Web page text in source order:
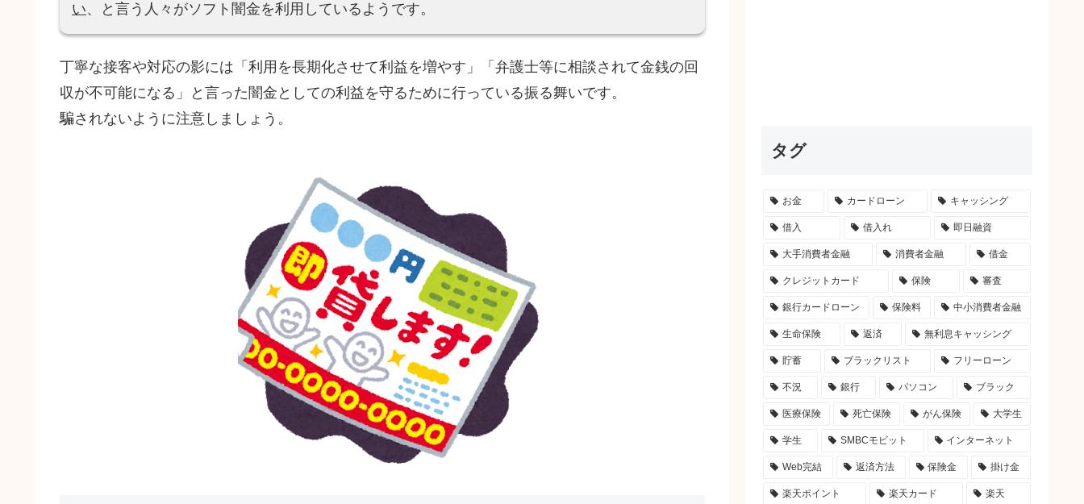
い、と言う人々がソフト闇金を利用しているようです。
丁寧な接客や対応の影には「利用を長期化させて利益を増やす」「弁護士等に相談されて金銭の回
収が不可能になる」と言った闇金としての利益を守るために行っている振る舞いです。
騙されないように注意しましょう。
タグ
お金 カードローン キャッシング
借入 借入れ 即日融資
大手消費者金融 消費者金融 借金
クレジットカード 保険 審査
銀行カードローン 保険料 中小消費者金融
生命保険 返済 無利息キャッシング
貯蓄 ブラックリスト フリーローン
不況 銀行 パソコン ブラック
医療保険 死亡保険 がん保険 大学生
学生 SMBCモビット インターネット
Web完結 返済方法 保険金 掛け金
楽天ポイント 楽天カード 楽天